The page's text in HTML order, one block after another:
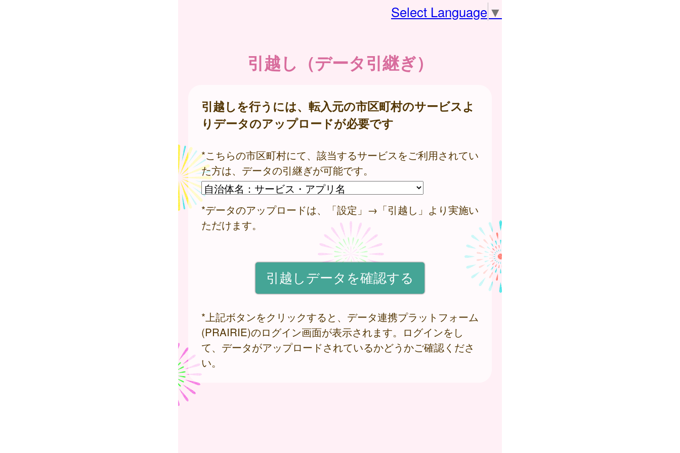
Select Language ▼
引越し（データ引継ぎ）
引越しを行うには、転入元の市区町村のサービスよ
りデータのアップロードが必要です
*こちらの市区町村にて、該当するサービスをご利用されてい
た方は、データの引継ぎが可能です。
*データのアップロードは、「設定」→「引越し」より実施い
ただけます。
*上記ボタンをクリックすると、データ連携プラットフォーム
(PRAIRIE)のログイン画面が表示されます。ログインをし
て、データがアップロードされているかどうかご確認くださ
い。